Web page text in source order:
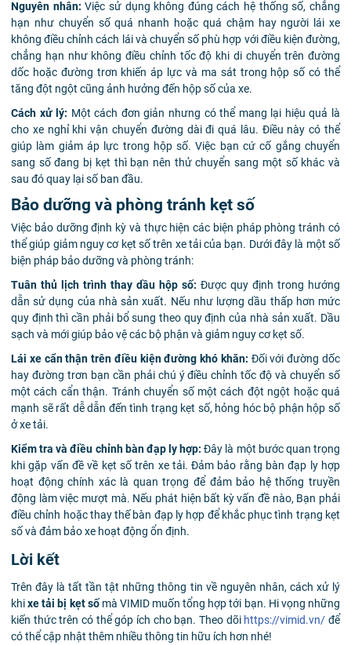
Nguyên nhân: Việc sử dụng không đúng cách hệ thống số, chẳng
hạn như chuyển số quá nhanh hoặc quá chậm hay người lái xe
không điều chỉnh cách lái và chuyển số phù hợp với điều kiện đường,
chẳng hạn như không điều chỉnh tốc độ khi di chuyển trên đường
dốc hoặc đường trơn khiến áp lực và ma sát trong hộp số có thể
tăng đột ngột cũng ảnh hưởng đến hộp số của xe.
Cách xử lý: Một cách đơn giản nhưng có thể mang lại hiệu quả là
cho xe nghỉ khi vận chuyển đường dài đi quá lâu. Điều này có thể
giúp làm giảm áp lực trong hộp số. Việc bạn cứ cố gắng chuyển
sang số đang bị kẹt thì bạn nên thử chuyển sang một số khác và
sau đó quay lại số ban đầu.
Bảo dưỡng và phòng tránh kẹt số
Việc bảo dưỡng định kỳ và thực hiện các biện pháp phòng tránh có
thể giúp giảm nguy cơ kẹt số trên xe tải của bạn. Dưới đây là một số
biện pháp bảo dưỡng và phòng tránh:
Tuân thủ lịch trình thay dầu hộp số: Được quy định trong hướng
dẫn sử dụng của nhà sản xuất. Nếu như lượng dầu thấp hơn mức
quy định thì cần phải bổ sung theo quy định của nhà sản xuất. Dầu
sạch và mới giúp bảo vệ các bộ phận và giảm nguy cơ kẹt số.
Lái xe cẩn thận trên điều kiện đường khó khăn: Đối với đường dốc
hay đường trơn bạn cần phải chú ý điều chỉnh tốc độ và chuyển số
một cách cẩn thận. Tránh chuyển số một cách đột ngột hoặc quá
mạnh sẽ rất dễ dẫn đến tình trạng kẹt số, hỏng hóc bộ phận hộp số
ở xe tải.
Kiểm tra và điều chỉnh bàn đạp ly hợp: Đây là một bước quan trọng
khi gặp vấn đề về kẹt số trên xe tải. Đảm bảo rằng bàn đạp ly hợp
hoạt động chính xác là quan trọng để đảm bảo hệ thống truyền
động làm việc mượt mà. Nếu phát hiện bất kỳ vấn đề nào, Bạn phải
điều chỉnh hoặc thay thế bàn đạp ly hợp để khắc phục tình trạng kẹt
số và đảm bảo xe hoạt động ổn định.
Lời kết
Trên đây là tất tần tật những thông tin về nguyên nhân, cách xử lý
khixe tải bị kẹt sốmà VIMID muốn tổng hợp tới bạn. Hi vọng những
kiến thức trên có thể góp ích cho bạn. Theo dõi https://vimid.vn/ để
có thể cập nhật thêm nhiều thông tin hữu ích hơn nhé!